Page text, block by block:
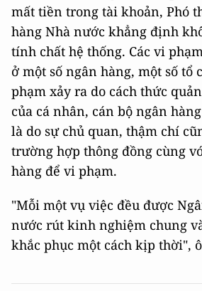
mất tiền trong tài khoản, Phó
hàng Nhà nước khẳng định
tính chất hệ thống. Các vi
ở một số ngân hàng, một số tổ
phạm xảy ra do cách thức
của cá nhân, cán bộ ngân
là do sự chủ quan, thậm chí
trường hợp thông đồng cùng
hàng để vi phạm.
"Mỗi một vụ việc đều được
nước rút kinh nghiệm chung
khắc phục một cách kịp thời",